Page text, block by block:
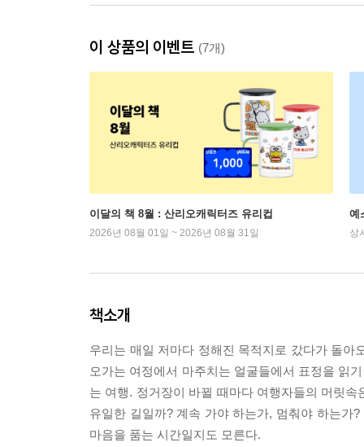
이 상품의 이벤트 (7개)
이달의 책 8월 : 산리오캐릭터즈 유리컵
2026년 08월 01일 ~ 2026년 08월 31일
예
상
책소개
우리는 매일 저마다 정해진 목적지로 갔다가 돌
오가는 여정에서 마주치는 얼굴들에서 표정을 읽
는 여행. 정거장이 바뀔 때마다 여행자들의 머릿
유일한 길일까? 계속 가야 하는가, 멈춰야 하는가
마음을 품는 시간일지도 모른다.